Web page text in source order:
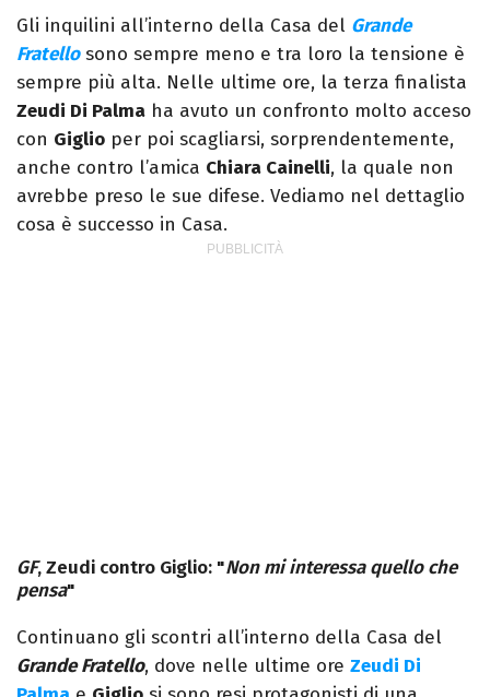
mantovana, laureata in Lettere, Cinema e
Tv. Ha due libri all’attivo e ama la scrittura
alla follia.
Gli inquilini all’interno della Casa del Grande
Fratellosono sempre meno e tra loro la tensione è
sempre più alta. Nelle ultime ore, la terza finalista
Zeudi Di Palma ha avuto un confronto molto acceso
con Giglio per poi scagliarsi, sorprendentemente,
anche contro l’amica Chiara Cainelli, la quale non
avrebbe preso le sue difese. Vediamo nel dettaglio
cosa è successo in Casa.
GF, Zeudi contro Giglio: "Non mi interessa quello che
pensa"
Continuano gli scontri all’interno della Casa del
Grande Fratello, dove nelle ultime ore Zeudi Di